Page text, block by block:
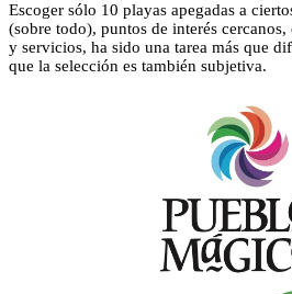
Escoger sólo 10 playas apegadas a
(sobre todo), puntos de interés
y servicios, ha sido una tarea más que
que la selección es también subjetiva.